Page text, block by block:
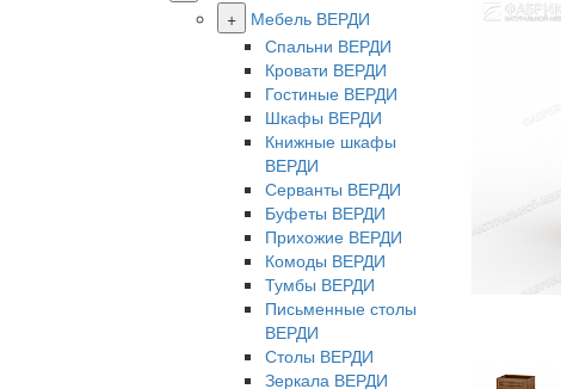
+
Мебель ВЕРДИ
Спальни ВЕРДИ
Кровати ВЕРДИ
Гостиные ВЕРДИ
Шкафы ВЕРДИ
Книжные шкафы
ВЕРДИ
Серванты ВЕРДИ
Буфеты ВЕРДИ
Прихожие ВЕРДИ
Комоды ВЕРДИ
Тумбы ВЕРДИ
Письменные столы
ВЕРДИ
Столы ВЕРДИ
Зеркала ВЕРДИ